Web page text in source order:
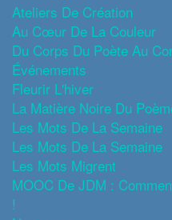
Ateliers De Création
Au Cœur De La Couleur
Du Corps Du Poète Au
Événements
Fleurir L'hiver
La Matière Noire Du
Les Mots De La Semaine
Les Mots De La Semaine
Les Mots Migrent
MOOC De JDM :
!